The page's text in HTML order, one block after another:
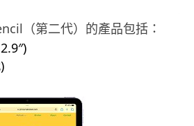
（第二代）的產品包括：